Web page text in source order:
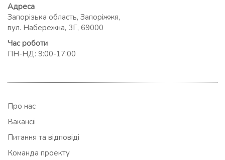
Адреса
Запорізька область, Запоріжжя,
вул. Набережна, 3Г, 69000
Час роботи
ПН-НД: 9:00-17:00
Про нас
Вакансії
Питання та відповіді
Команда проекту